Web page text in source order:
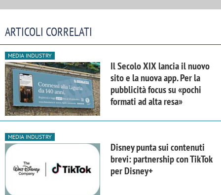
ARTICOLI CORRELATI
MEDIA INDUSTRY
Il Secolo XIX lancia il nuovo
sito e la nuova app. Per la
pubblicità focus su «pochi
formati ad alta resa»
MEDIA INDUSTRY
Disney punta sui contenuti
brevi: partnership con TikTok
per Disney+